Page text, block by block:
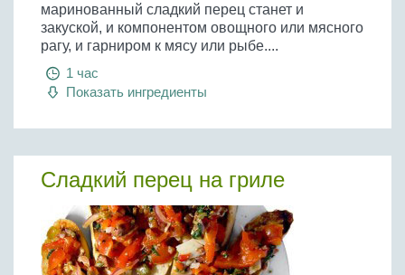
маринованный сладкий перец станет и
закуской, и компонентом овощного или мясного
рагу, и гарниром к мясу или рыбе....
1 час
Показать ингредиенты
Сладкий перец на гриле